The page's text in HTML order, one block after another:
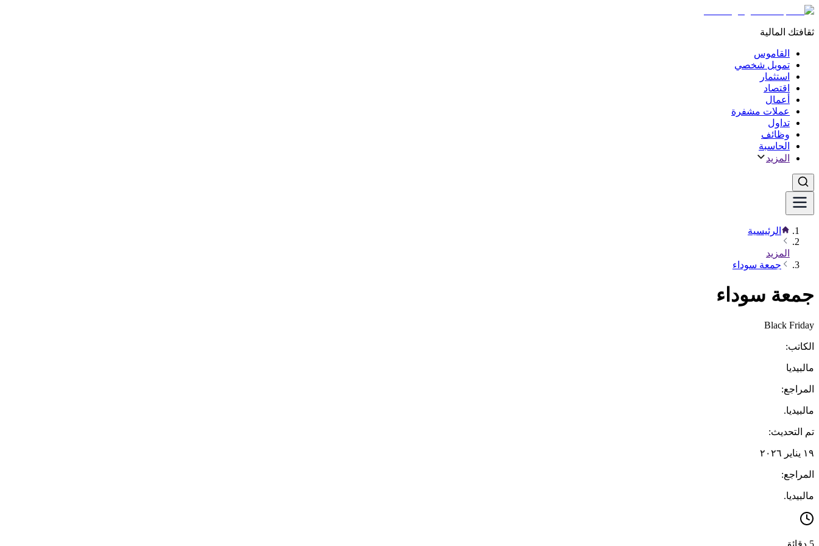
ثقافتك المالية
القاموس
تمويل شخصي
استثمار
اقتصاد
أعمال
عملات مشفرة
تداول
وظائف
الحاسبة
المزيد
الرئيسية
المزيد
جمعة سوداء
جمعة سوداء
Black Friday
الكاتب:
مالبيديا
المراجع:
مالبيديا.
تم التحديث:
١٩ يناير ٢٠٢٦
المراجع:
مالبيديا.
5 دقائق